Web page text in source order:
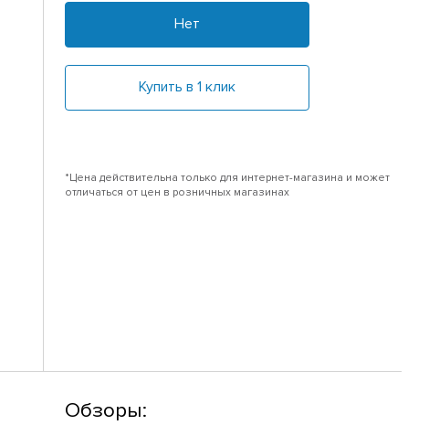
Нет
Купить в 1 клик
*Цена действительна только для интернет-магазина и может
отличаться от цен в розничных магазинах
Обзоры: